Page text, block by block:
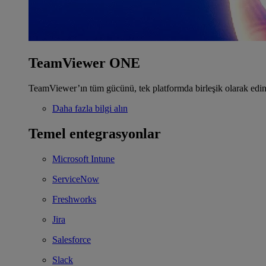
TeamViewer ONE
TeamViewer’ın tüm gücünü, tek platformda birleşik olarak
Daha fazla bilgi alın
Temel entegrasyonlar
Microsoft Intune
ServiceNow
Freshworks
Jira
Salesforce
Slack